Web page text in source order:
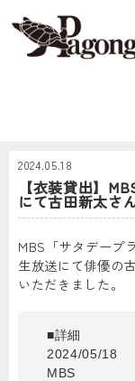
2024.05.18
【衣装貸出】
にて古田新太さ
MBS「サタデープ
生放送にて俳優の
いただきました。
■詳細
2024/05/18
MBS